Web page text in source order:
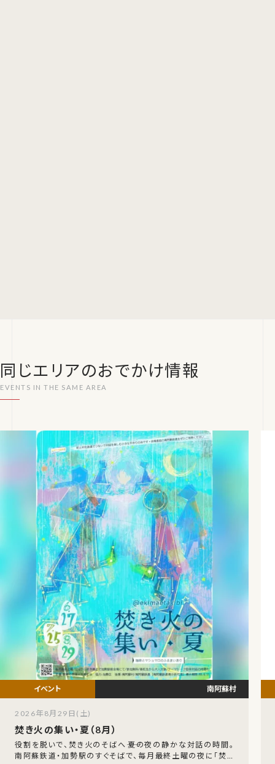
同じエリアのおでかけ情報
焚き火の集い・夏（8月）
役割を脱いで、焚き火のそばへ――夏の夜の静かな対話の時間。
南阿蘇鉄道・加勢駅のすぐそばで、毎月最終土曜の夜に「焚き
南阿蘇村
2026年8月29日(土)